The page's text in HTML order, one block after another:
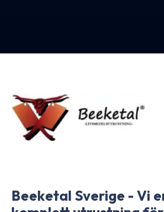
Beeketal Sverige - Vi